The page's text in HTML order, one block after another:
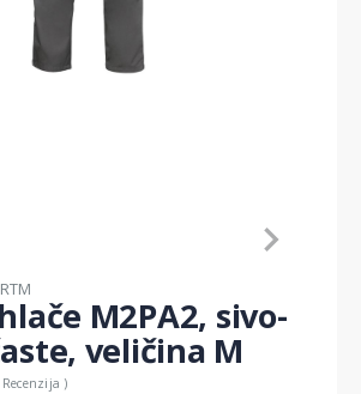
M2PA2, sivo-
veličina M
)